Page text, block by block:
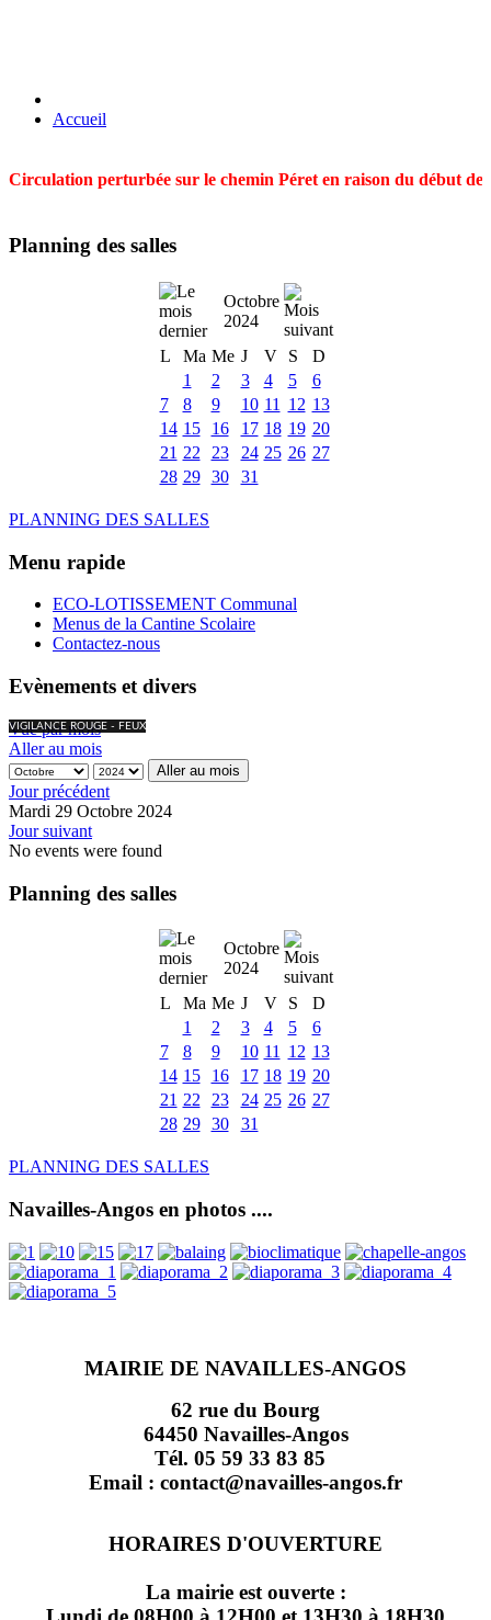
Accueil
Circulation perturbée sur le chemin Péret en raison du début
Planning des salles
Octobre
2024
L
Ma Me J V S
D
1
2 3 4 5
6
7
8 9 10 11 12 13
14 15 16 17 18 19 20
21 22 23 24 25 26 27
28 29 30 31
PLANNING DES SALLES
Menu rapide
ECO-LOTISSEMENT Communal
Menus de la Cantine Scolaire
Contactez-nous
Evènements et divers
VIGILANCE ROUGE - FEUX
Vue par mois
Aller au mois
Aller au mois
Jour précédent
Mardi 29 Octobre 2024
Jour suivant
No events were found
Planning des salles
Octobre
2024
L
Ma Me J V S
D
1
2 3 4 5
6
7
8 9 10 11 12 13
14 15 16 17 18 19 20
21 22 23 24 25 26 27
28 29 30 31
PLANNING DES SALLES
Navailles-Angos en photos ....
MAIRIE DE NAVAILLES-ANGOS
62 rue du Bourg
64450 Navailles-Angos
Tél. 05 59 33 83 85
Email : contact@navailles-angos.fr
HORAIRES D'OUVERTURE
La mairie est ouverte :